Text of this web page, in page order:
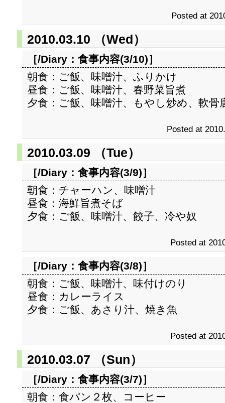
Posted at
2010.03.10 （Wed）
［/Diary： 食事内容(3/10)］
朝食：ご飯、味噌汁、ふりかけ
昼食：ご飯、味噌汁、春野菜旨煮
夕食：ご飯、味噌汁、もやし炒め、軟骨
Posted at
2010.03.09 （Tue）
［/Diary： 食事内容(3/9)］
朝食：チャーハン、味噌汁
昼食：海鮮旨煮そば
夕食：ご飯、味噌汁、餃子、冷や奴
Posted at
［/Diary： 食事内容(3/8)］
朝食：ご飯、味噌汁、味付けのり
昼食：カレーライス
夕食：ご飯、あさり汁、焼き魚
Posted at
2010.03.07 （Sun）
［/Diary： 食事内容(3/7)］
朝食：食パン２枚、コーヒー